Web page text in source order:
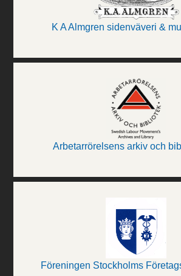
K A Almgren sidenväveri &
Arbetarrörelsens arkiv och
Föreningen Stockholms